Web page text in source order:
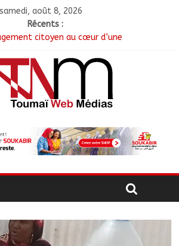
samedi, août 8, 2026
Récents :
citoyen au cœur d’une
l’opération de dépôt des demandes de
أبشي: الرئيس الولائي للحزب الإصلاحي
بمعالجة أزمة المياه والوقود وغاز الطهي.
en pleine réhabilitation pour